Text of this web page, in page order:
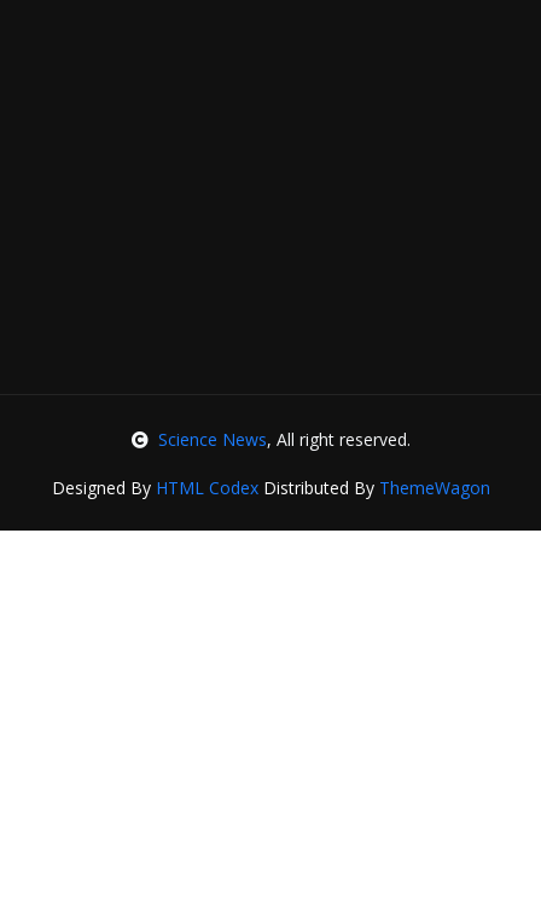
Science News, All right reserved.
Designed By HTML CodexDistributed By ThemeWagon